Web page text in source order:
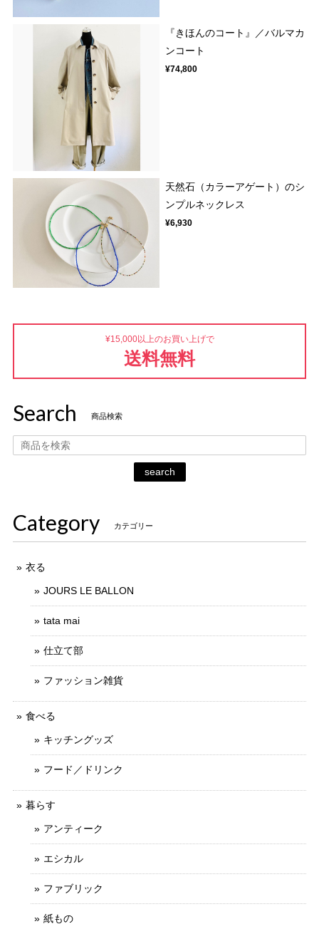
『きほんのコート』／バルマカ
ンコート
¥74,800
天然石（カラーアゲート）のシ
ンプルネックレス
¥6,930
¥15,000以上のお買い上げで
送料無料
Search 商品検索
search
Category カテゴリー
衣る
JOURS LE BALLON
tata mai
仕立て部
ファッション雑貨
食べる
キッチングッズ
フード／ドリンク
暮らす
アンティーク
エシカル
ファブリック
紙もの